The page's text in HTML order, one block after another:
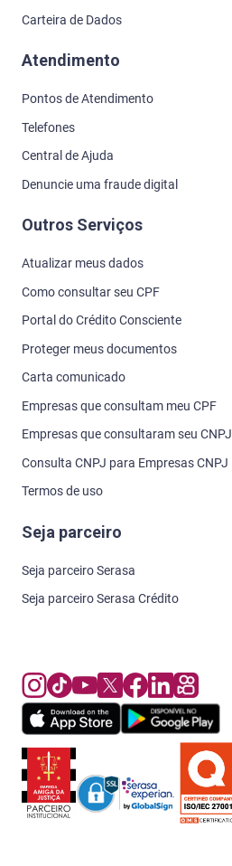
Carteira de Dados
Atendimento
Pontos de Atendimento
Telefones
Central de Ajuda
Denuncie uma fraude digital
Outros Serviços
Atualizar meus dados
Como consultar seu CPF
Portal do Crédito Consciente
Proteger meus documentos
Carta comunicado
Empresas que consultam meu CPF
Empresas que consultaram seu CNPJ
Consulta CNPJ para Empresas CNPJ
Termos de uso
Seja parceiro
Seja parceiro Serasa
Seja parceiro Serasa Crédito